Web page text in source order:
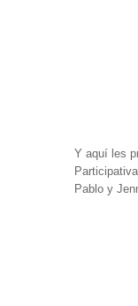
Y aquí les
Pablo y